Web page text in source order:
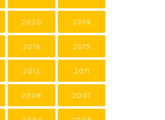
2020 2019
2016 2015
2012 2011
2008 2007